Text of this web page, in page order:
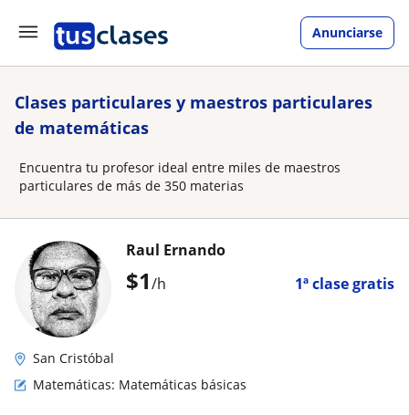
Anunciarse
Clases particulares y maestros particulares
de matemáticas
Encuentra tu profesor ideal entre miles de maestros
particulares de más de 350 materias
$1/h 1ª clase gratis
Raul Ernando
San Cristóbal
Matemáticas: Matemáticas básicas